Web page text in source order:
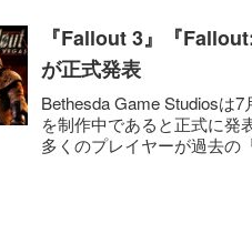
『Fallout 3』『
が正式発表
Bethesda Game Studiosは
を制作中であると正式に発
多くのプレイヤーが過去の